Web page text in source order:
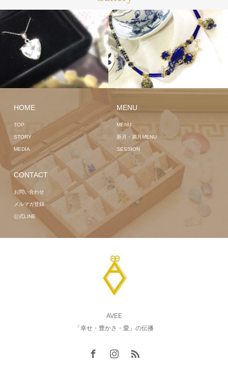
HOME
TOP
STORY
MEDIA
MENU
MENU
新月・満月MENU
SESSION
CONTACT
お問い合わせ
メルマガ登録
公式LINE
AVEE
「幸せ・豊かさ・愛」の伝播